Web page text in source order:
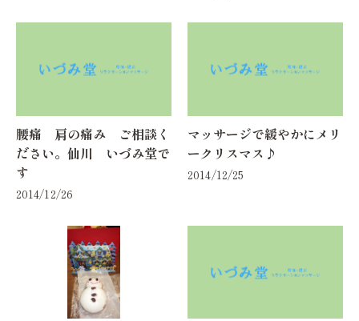
腰痛 肩の痛み ご相談く
ださい。仙川 いづみ堂で
す
2014/12/26
マッサージで緩やかにメリ
ークリスマス♪
2014/12/25